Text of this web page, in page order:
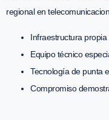
regional en
Infraestructura
Equipo técnico
Tecnología de punta
Compromiso